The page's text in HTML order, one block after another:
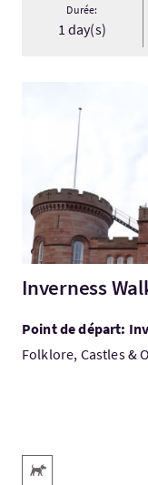
Durée:
1 day(s)
Visitez:Inverness
Inverness
Point de départ:
Folklore, Castles &
Services
Animaux acceptés